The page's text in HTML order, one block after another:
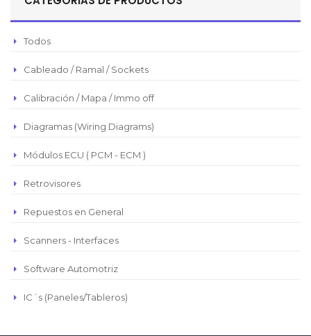
Pesos Mexicanos
Euro
Real Brasilero
Todos
Cableado / Ramal / Sockets
Calibración / Mapa / Immo off
Diagramas (Wiring Diagrams)
Módulos ECU ( PCM - ECM )
Retrovisores
Repuestos en General
Scanners - Interfaces
Software Automotriz
IC´s (Paneles/Tableros)